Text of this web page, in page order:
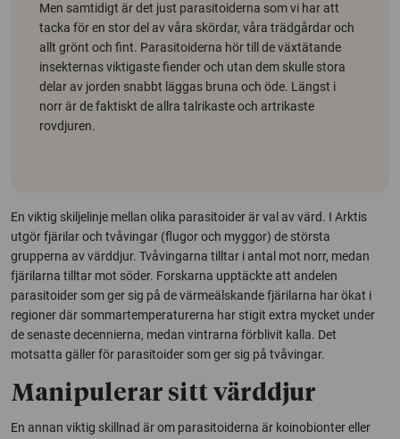
Men samtidigt är det just parasitoiderna som vi har att
tacka för en stor del av våra skördar, våra trädgårdar och
allt grönt och fint. Parasitoiderna hör till de växtätande
insekternas viktigaste fiender och utan dem skulle stora
delar av jorden snabbt läggas bruna och öde. Längst i
norr är de faktiskt de allra talrikaste och artrikaste
rovdjuren.
En viktig skiljelinje mellan olika parasitoider är val av värd. I Arktis
utgör fjärilar och tvåvingar (flugor och myggor) de största
grupperna av värddjur. Tvåvingarna tilltar i antal mot norr, medan
fjärilarna tilltar mot söder. Forskarna upptäckte att andelen
parasitoider som ger sig på de värmeälskande fjärilarna har ökat i
regioner där sommartemperaturerna har stigit extra mycket under
de senaste decennierna, medan vintrarna förblivit kalla. Det
motsatta gäller för parasitoider som ger sig på tvåvingar.
Manipulerar sitt värddjur
En annan viktig skillnad är om parasitoiderna är koinobionter eller